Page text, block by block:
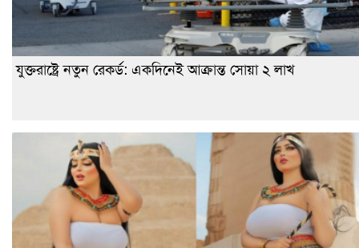
যুক্তরাষ্ট্রে নতুন রেকর্ড: একদিনেই আক্রান্ত সোয়া ২ লাখ